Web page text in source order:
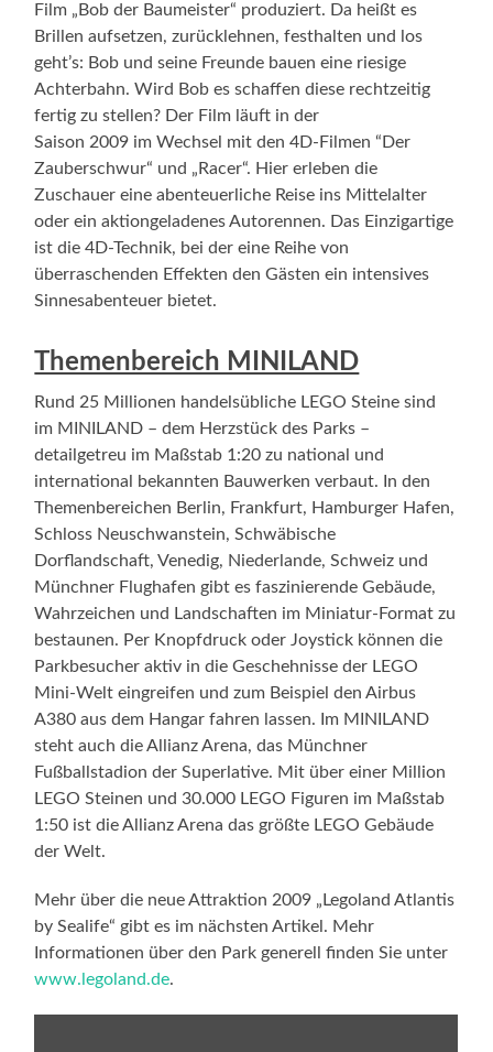
Film „Bob der Baumeister“ produziert. Da heißt es
Brillen aufsetzen, zurücklehnen, festhalten und los
geht’s: Bob und seine Freunde bauen eine riesige
Achterbahn. Wird Bob es schaffen diese rechtzeitig
fertig zu stellen? Der Film läuft in der
Saison 2009 im Wechsel mit den 4D-Filmen “Der
Zauberschwur“ und „Racer“. Hier erleben die
Zuschauer eine abenteuerliche Reise ins Mittelalter
oder ein aktiongeladenes Autorennen. Das Einzigartige
ist die 4D-Technik, bei der eine Reihe von
überraschenden Effekten den Gästen ein intensives
Sinnesabenteuer bietet.
Themenbereich MINILAND
Rund 25 Millionen handelsübliche LEGO Steine sind
im MINILAND – dem Herzstück des Parks –
detailgetreu im Maßstab 1:20 zu national und
international bekannten Bauwerken verbaut. In den
Themenbereichen Berlin, Frankfurt, Hamburger Hafen,
Schloss Neuschwanstein, Schwäbische
Dorflandschaft, Venedig, Niederlande, Schweiz und
Münchner Flughafen gibt es faszinierende Gebäude,
Wahrzeichen und Landschaften im Miniatur-Format zu
bestaunen. Per Knopfdruck oder Joystick können die
Parkbesucher aktiv in die Geschehnisse der LEGO
Mini-Welt eingreifen und zum Beispiel den Airbus
A380 aus dem Hangar fahren lassen. Im MINILAND
steht auch die Allianz Arena, das Münchner
Fußballstadion der Superlative. Mit über einer Million
LEGO Steinen und 30.000 LEGO Figuren im Maßstab
1:50 ist die Allianz Arena das größte LEGO Gebäude
der Welt.
Mehr über die neue Attraktion 2009 „Legoland Atlantis
by Sealife“ gibt es im nächsten Artikel. Mehr
Informationen über den Park generell finden Sie unter
www.legoland.de.